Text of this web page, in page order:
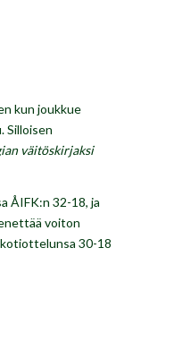
kun joukkue
Silloisen
väitöskirjaksi
ÅIFK:n 32-18, ja
voiton
30-18